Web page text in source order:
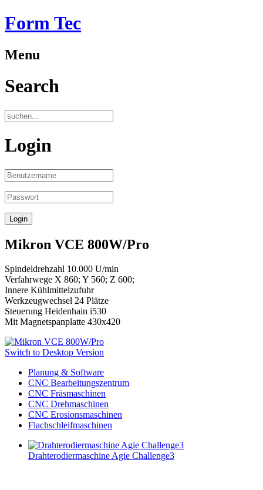
Form Tec
Menu
Search
Login
Mikron VCE 800W/Pro
Spindeldrehzahl 10.000 U/min
Verfahrwege X 860; Y 560; Z 600;
Innere Kühlmittelzufuhr
Werkzeugwechsel 24 Plätze
Steuerung Heidenhain i530
Mit Magnetspanplatte 430x420
Switch to Desktop Version
Planung & Software
CNC Bearbeitungszentrum
CNC Fräsmaschinen
CNC Drehmaschinen
CNC Erosionsmaschinen
Flachschleifmaschinen
Drahterodiermaschine Agie Challenge3